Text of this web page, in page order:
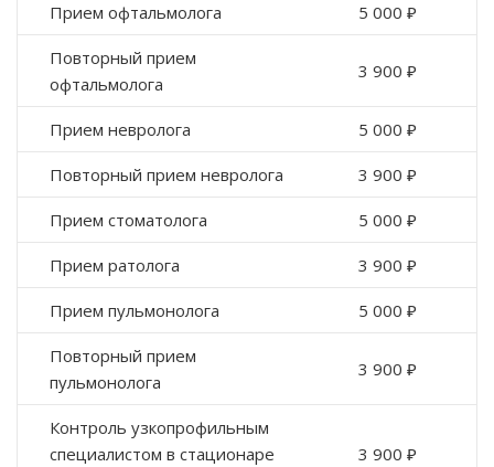
Прием офтальмолога 5 000 ₽
Повторный прием
офтальмолога
3 900 ₽
Прием невролога 5 000 ₽
Повторный прием невролога 3 900 ₽
Прием стоматолога 5 000 ₽
Прием ратолога 3 900 ₽
Прием пульмонолога 5 000 ₽
Повторный прием
пульмонолога
3 900 ₽
Контроль узкопрофильным
специалистом в стационаре
3 900 ₽